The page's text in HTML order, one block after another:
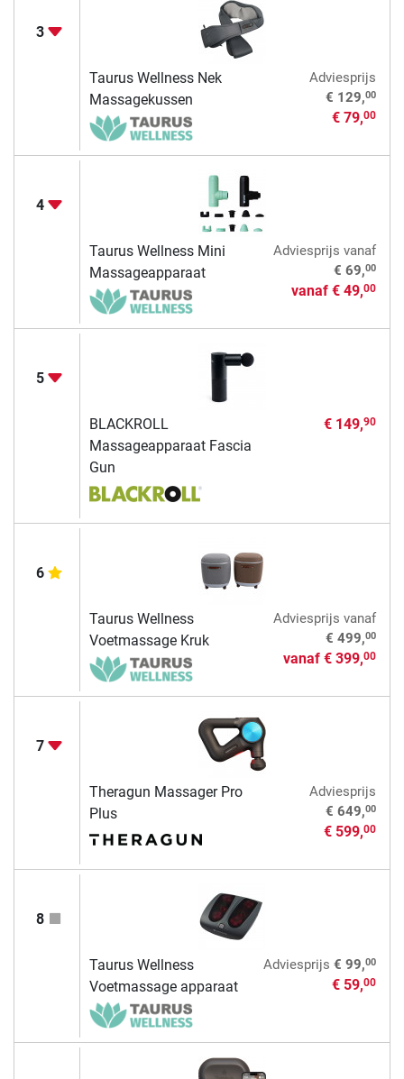
3
Taurus Wellness Nek
Massagekussen
Adviesprijs
€ 129,00
€ 79,00
4
Taurus Wellness Mini
Massageapparaat
Adviesprijs vanaf
€ 69,00
vanaf € 49,00
5
BLACKROLL
Massageapparaat Fascia
Gun
€ 149,90
6
Taurus Wellness
Voetmassage Kruk
Adviesprijs vanaf
€ 499,00
vanaf € 399,00
7
Theragun Massager Pro
Plus
Adviesprijs
€ 649,00
€ 599,00
8
Taurus Wellness
Voetmassage apparaat
Adviesprijs € 99,00
€ 59,00